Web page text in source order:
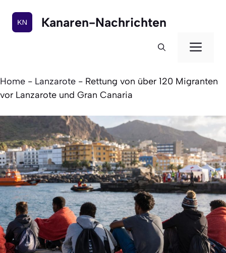
Inhalt
springen
Kanaren-Nachrichten
Home - Lanzarote - Rettung von über 120 Migranten
vor Lanzarote und Gran Canaria